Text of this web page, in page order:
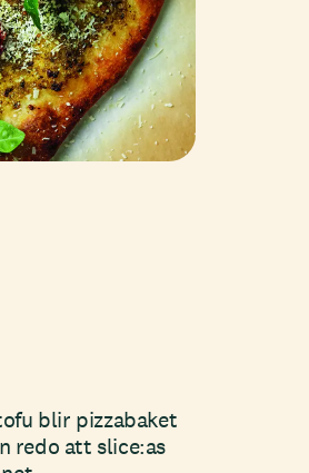
blir pizzabaket
redo att slice:as